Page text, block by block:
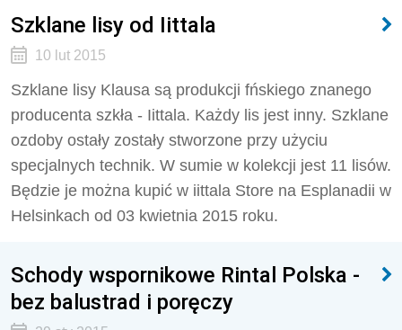
Szklane lisy od Iittala
10 lut 2015
Szklane lisy Klausa są produkcji fńskiego znanego
producenta szkła - Iittala. Każdy lis jest inny. Szklane
ozdoby ostały zostały stworzone przy użyciu
specjalnych technik. W sumie w kolekcji jest 11 lisów.
Będzie je można kupić w iittala Store na Esplanadii w
Helsinkach od 03 kwietnia 2015 roku.
Schody wspornikowe Rintal Polska -
bez balustrad i poręczy